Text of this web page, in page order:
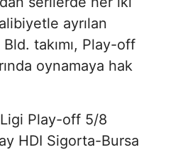
ayrılan
takımı, Play-off
oynamaya hak
Play-off 5/8
HDI Sigorta-Bursa